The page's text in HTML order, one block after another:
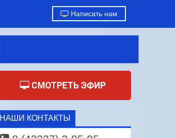
Написать нам
СМОТРЕТЬ ЭФИР
НАШИ КОНТАКТЫ